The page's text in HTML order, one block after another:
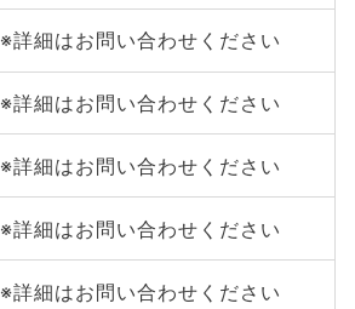
※詳細はお問い合わせください
※詳細はお問い合わせください
※詳細はお問い合わせください
※詳細はお問い合わせください
※詳細はお問い合わせください